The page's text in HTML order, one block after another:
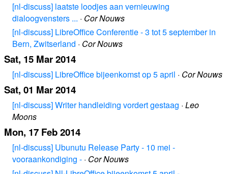
[nl-discuss] laatste loodjes aan vernieuwing
dialoogvensters ... · Cor Nouws
[nl-discuss] LibreOffice Conferentie - 3 tot 5 september in
Bern, Zwitserland · Cor Nouws
Sat, 15 Mar 2014
[nl-discuss] LibreOffice bijeenkomst op 5 april · Cor Nouws
Sat, 01 Mar 2014
[nl-discuss] Writer handleiding vordert gestaag · Leo
Moons
Mon, 17 Feb 2014
[nl-discuss] Ubunutu Release Party - 10 mei -
vooraankondiging - · Cor Nouws